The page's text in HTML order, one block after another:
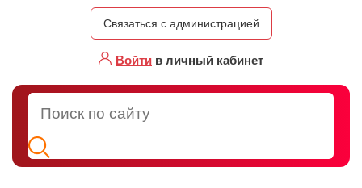
Связаться с администрацией
Войти в личный кабинет